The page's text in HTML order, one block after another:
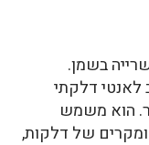
בשמן.
דלקתי
הוא משמש
ומקרים של דלקות,